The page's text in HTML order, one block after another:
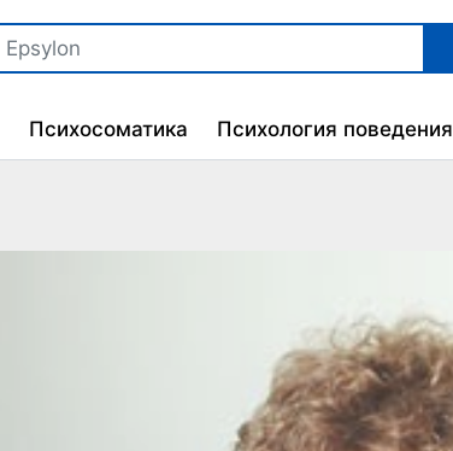
Психосоматика Психология поведения